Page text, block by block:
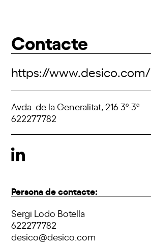
Contacte
https://www.desico.com/
Avda. de la Generalitat, 216 3º-3ª
622277782
Persona de contacte:
Sergi Lodo Botella
622277782
desico@desico.com